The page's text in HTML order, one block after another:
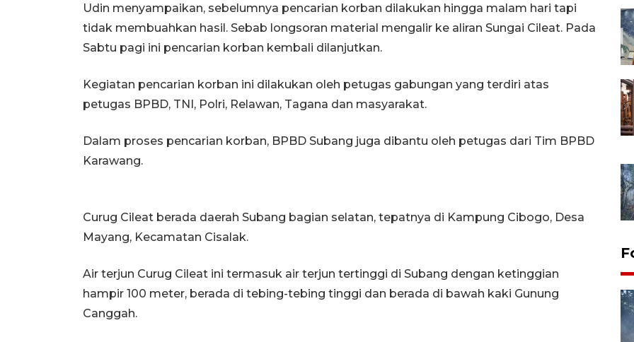
Udin menyampaikan, sebelumnya pencarian korban dilakukan hingga malam hari tapi
tidak membuahkan hasil. Sebab longsoran material mengalir ke aliran Sungai Cileat. Pada
Sabtu pagi ini pencarian korban kembali dilanjutkan.
Kegiatan pencarian korban ini dilakukan oleh petugas gabungan yang terdiri atas
petugas BPBD, TNI, Polri, Relawan, Tagana dan masyarakat.
Dalam proses pencarian korban, BPBD Subang juga dibantu oleh petugas dari Tim BPBD
Karawang.
Curug Cileat berada daerah Subang bagian selatan, tepatnya di Kampung Cibogo, Desa
Mayang, Kecamatan Cisalak.
Air terjun Curug Cileat ini termasuk air terjun tertinggi di Subang dengan ketinggian
hampir 100 meter, berada di tebing-tebing tinggi dan berada di bawah kaki Gunung
Canggah.